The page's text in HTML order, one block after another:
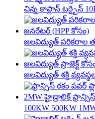
చిన్న కాప్లాన్ టర్బైన్
జలవిద్యుత్ పరికరాల
జలవిద్యుత్ శక్తి
100KW 500KW